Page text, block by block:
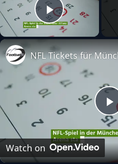
Play
Watch on